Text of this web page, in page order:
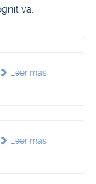
Leer más
Leer más